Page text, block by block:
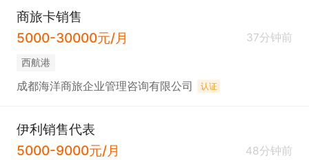
商旅卡销售
5000-30000元/月
37分钟前
西航港
成都海洋商旅企业管理咨询有限公司 认证
伊利销售代表
5000-9000元/月
48分钟前